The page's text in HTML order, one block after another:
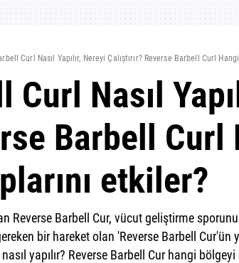
Curl Nasıl Yapılır, Nereyi Çalıştırır? Reverse Barbell Curl
Nasıl
Barbell
etkiler?
Reverse Barbell Cur, vücut geliştirme
bir hareket olan 'Reverse Barbell Cur'ün
yapılır? Reverse Barbell Cur hangi bölgeyi